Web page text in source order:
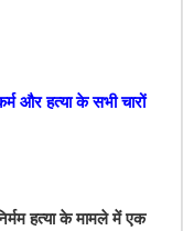
और हत्‍या के सभी चारों
हत्या के मामले में एक